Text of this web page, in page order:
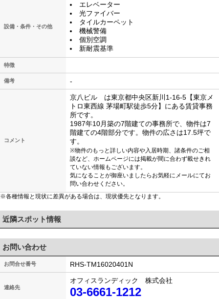
設備・条件・その他
エレベーター
光ファイバー
タイルカーペット
機械警備
個別空調
新耐震基準
特徴
備考 -
コメント
京八ビル は東京都中央区新川1-16-5【東京メ
トロ東西線 茅場町駅徒歩5分】にある賃貸事務
所です。
1987年10月築の7階建ての事務所で、物件は7
階建ての4階部分です。物件の広さは17.5坪で
す。
※物件のもっと詳しい内容や入居時期、諸条件のご相
談など、ホームページには掲載が間に合わず載せきれ
ていない情報もございます。
気になることが御座いましたらお気軽にメールにてお
問い合わせください。
※各種情報と現状に差異がある場合は、現状優先となります。
近隣スポット情報
お問い合わせ
お問合せ番号 RHS-TM16020401N
連絡先
オフィスランディック 株式会社
03-6661-1212